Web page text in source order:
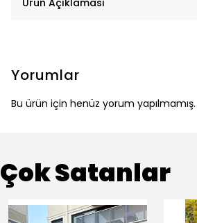
Ürün Açıklaması
Yorumlar
Bu ürün için henüz yorum yapılmamış.
Çok Satanlar